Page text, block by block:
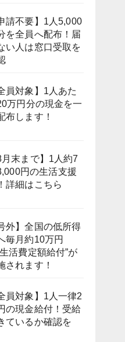
請不要】1人5,000
を全員へ配布！届
い人は窓口受取を
員対象】1人あた
万円分の現金を一
布します！
月末まで】1人約7
円の生活支援
詳細はこちら
外】全国の低所得
毎月約10万円
活費定額給付”が
されます！
員対象】1人一律2
の現金給付！受給
ているか確認を